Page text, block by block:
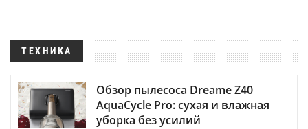
ТЕХНИКА
Обзор пылесоса Dreame Z40
AquaCycle Pro: сухая и влажная
уборка без усилий